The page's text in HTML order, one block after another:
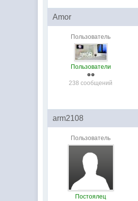
Amor
Пользователь
Пользователи
238 сообщений
arm2108
Пользователь
Постоялец